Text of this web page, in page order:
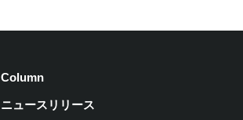
Column
ニュースリリース